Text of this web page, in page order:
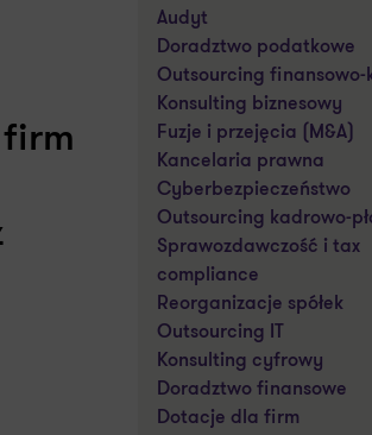
Audyt
Doradztwo podatkowe
Outsourcing finansowo-
Konsulting biznesowy
Fuzje i przejęcia (M&A)
Kancelaria prawna
Cyberbezpieczeństwo
Outsourcing kadrowo-
Sprawozdawczość i tax
compliance
Reorganizacje spółek
Outsourcing IT
Konsulting cyfrowy
Doradztwo finansowe
Dotacje dla firm
firm